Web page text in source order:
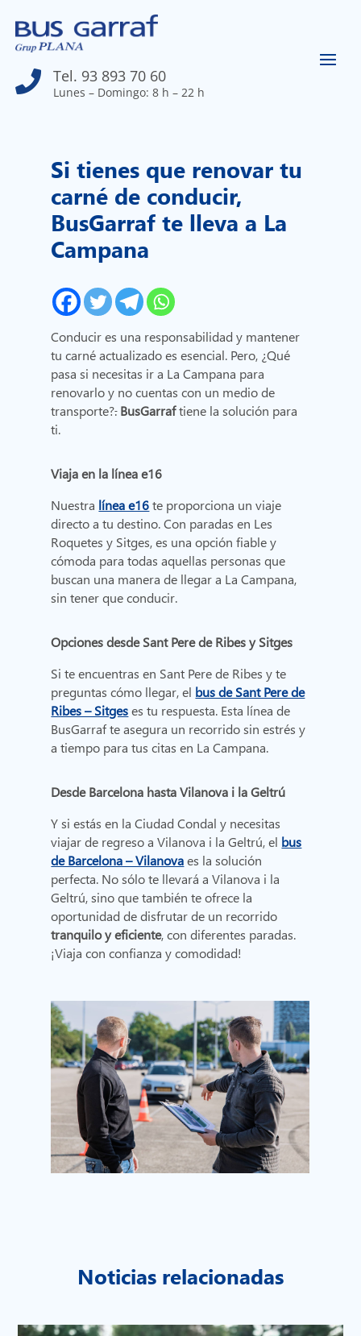
 Tel. 93 893 70 60
Lunes – Domingo: 8 h – 22 h
Si tienes que renovar tu
carné de conducir,
BusGarraf te lleva a La
Campana
Conducir es una responsabilidad y mantener
tu carné actualizado es esencial. Pero, ¿Qué
pasa si necesitas ir a La Campana para
renovarlo y no cuentas con un medio de
transporte?. BusGarraftiene la solución para
ti.
Viaja en la línea e16
Nuestra línea e16te proporciona un viaje
directo a tu destino. Con paradas en Les
Roquetes y Sitges, es una opción fiable y
cómoda para todas aquellas personas que
buscan una manera de llegar a La Campana,
sin tener que conducir.
Opciones desde Sant Pere de Ribes y Sitges
Si te encuentras en Sant Pere de Ribes y te
preguntas cómo llegar, el bus de Sant Pere de
Ribes – Sitgeses tu respuesta. Esta línea de
BusGarraf te asegura un recorrido sin estrés y
a tiempo para tus citas en La Campana.
Desde Barcelona hasta Vilanova i la Geltrú
Y si estás en la Ciudad Condal y necesitas
viajar de regreso a Vilanova i la Geltrú, el bus
de Barcelona – Vilanovaes la solución
perfecta. No sólo te llevará a Vilanova i la
Geltrú, sino que también te ofrece la
oportunidad de disfrutar de un recorrido
tranquilo y eficiente, con diferentes paradas.
¡Viaja con confianza y comodidad!
Noticias relacionadas